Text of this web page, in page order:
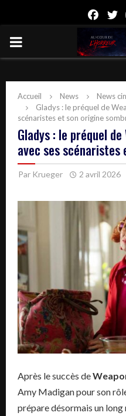
PRIMARY
Accueil News
News
Gladys : le préquel de
scénaristes et son origine
Gladys : le préquel
avec ses
Par Krueger 2 avril 2026
Après le succès de
Amy Madigan pour son
prépare désormais un